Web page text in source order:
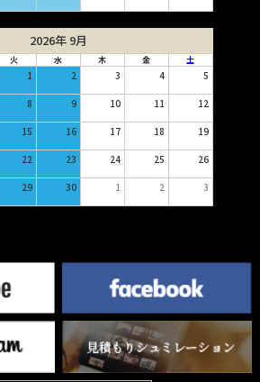
2026年 9月
火 水 木 金 土
1 2 3 4 5
8 9 10 11 12
15 16 17 18 19
22 23 24 25 26
29 30 1 2 3